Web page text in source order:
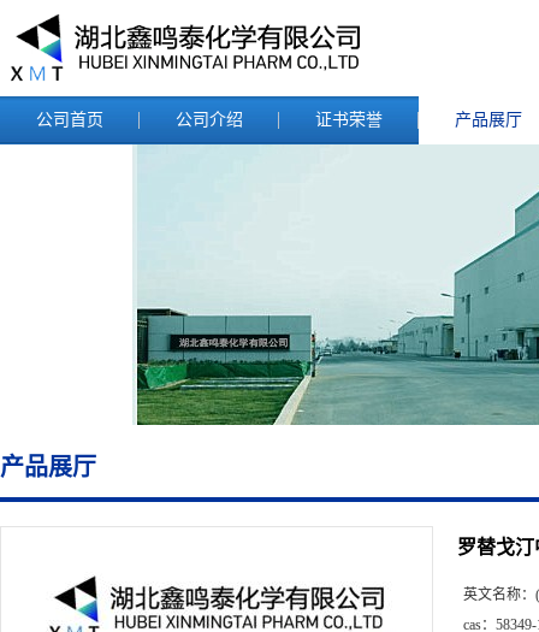
公司首页 公司介绍 证书荣誉 产品展厅
产品展厅
罗替戈
英文名称：
cas：